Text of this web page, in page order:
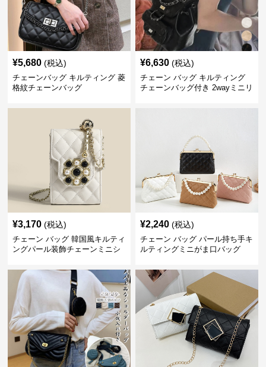
¥5,680 (税込)
チェーンバッグ キルティング 菱
格紋チェーンバッグ
¥6,630 (税込)
チェーン バッグ キルティング
チェーンバッグ付き 2wayミニリ
¥3,170 (税込)
チェーン バッグ 韓国風キルティ
ングパール装飾チェーンミニシ
¥2,240 (税込)
チェーン バッグ パール持ち手キ
ルティングミニがま口バッグ